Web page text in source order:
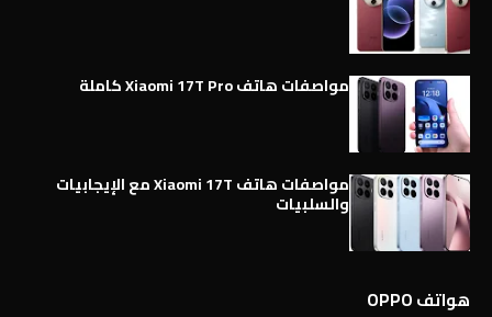
مواصفات هاتف Xiaomi 17T Pro كاملة
مواصفات هاتف Xiaomi 17T مع الإيجابيات
والسلبيات
هواتف OPPO